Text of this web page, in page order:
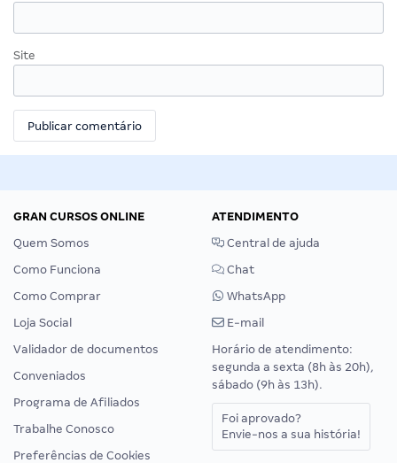
Site
GRAN CURSOS ONLINE
Quem Somos
Como Funciona
Como Comprar
Loja Social
Validador de documentos
Conveniados
Programa de Afiliados
Trabalhe Conosco
Preferências de Cookies
ATENDIMENTO
Central de ajuda
Chat
WhatsApp
E-mail
Horário de atendimento:
segunda a sexta (8h às 20h),
sábado (9h às 13h).
Foi aprovado?
Envie-nos a sua história!